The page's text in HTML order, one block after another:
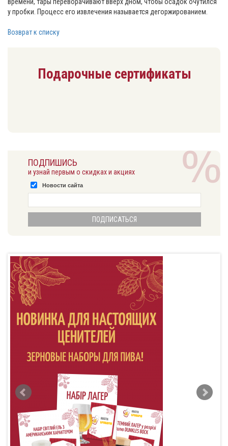
времени, тары переворачивают вверх дном, чтобы осадок очутился
у пробки. Процесс его извлечения называется дегоржированием.
Возврат к списку
Подарочные сертификаты
ПОДПИШИСЬ
и узнай первым о скидках и акциях
Новости сайта